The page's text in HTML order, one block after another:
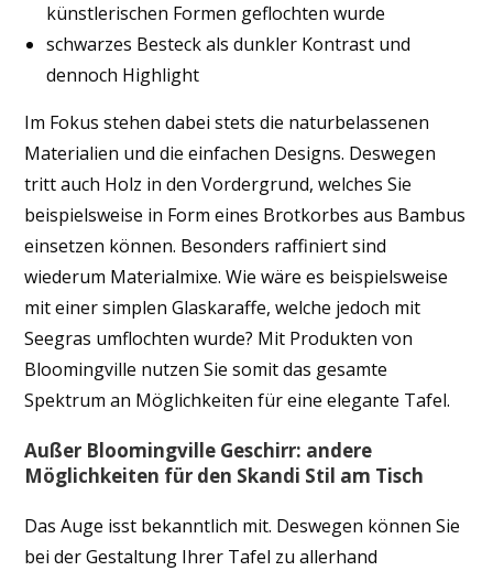
künstlerischen Formen geflochten wurde
schwarzes Besteck als dunkler Kontrast und
dennoch Highlight
Im Fokus stehen dabei stets die naturbelassenen
Materialien und die einfachen Designs. Deswegen
tritt auch Holz in den Vordergrund, welches Sie
beispielsweise in Form eines Brotkorbes aus Bambus
einsetzen können. Besonders raffiniert sind
wiederum Materialmixe. Wie wäre es beispielsweise
mit einer simplen Glaskaraffe, welche jedoch mit
Seegras umflochten wurde? Mit Produkten von
Bloomingville nutzen Sie somit das gesamte
Spektrum an Möglichkeiten für eine elegante Tafel.
Außer Bloomingville Geschirr: andere
Möglichkeiten für den Skandi Stil am Tisch
Das Auge isst bekanntlich mit. Deswegen können Sie
bei der Gestaltung Ihrer Tafel zu allerhand